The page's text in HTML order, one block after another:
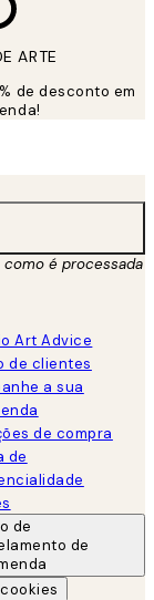
ARTE
de desconto em
como é processada
Art Advice
de clientes
a sua
de compra
de
de
de